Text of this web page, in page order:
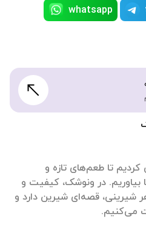
کردیم تا طعم‌های تازه و
بیاوریم. در ونوشک، کیفیت و
شیرینی، قصه‌ای شیرین دارد و
می‌کنیم.
whatsapp